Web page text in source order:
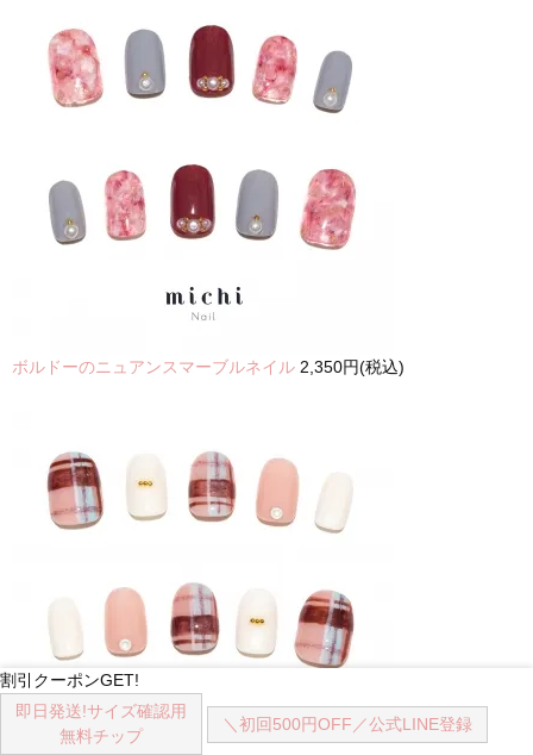
ボルドーのニュアンスマーブルネイル 2,350円(税込)
割引クーポンGET!
即日発送!サイズ確認用
無料チップ
＼初回500円OFF／公式LINE登録